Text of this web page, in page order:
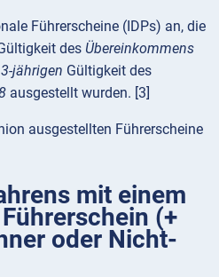
Führerscheine (IDPs) an, die
des Übereinkommens
3-jährigen Gültigkeit des
ausgestellt wurden. [3]
ausgestellten Führerscheine
mit einem
(+
oder Nicht-